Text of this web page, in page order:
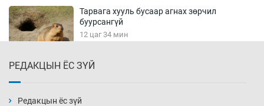
Тарвага хууль бусаар агнах зөрчил
буурсангүй
12 цаг 34 мин
13 цаг 4 мин
РЕДАКЦЫН ЁС ЗҮЙ
Редакцын ёс зүй